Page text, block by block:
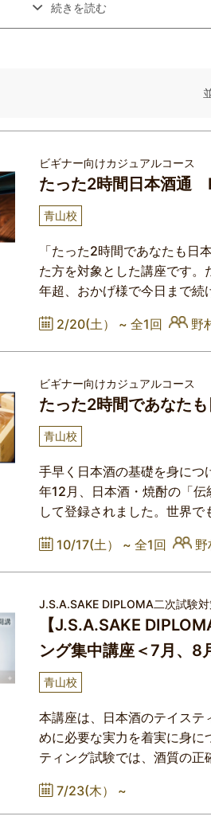
続きを読む
ビギナー向けカジュアルコース
たった2時間日本酒通
青山校
「たった2時間であなたも日
た方を対象とした講座です。
年超、おかげ様で今日まで続
のStep-1、受験講座まで進ま
より、アフター飲み会で再
2/20(土） ~ 全1回 野
ビギナー向けカジュアルコース
たった2時間であなた
青山校
手早く日本酒の基礎を身に
年12月、日本酒・焼酎の「
して登録されました。世界
が評価されたためです。海外
ただ、日本人はその製法を
10/17(土） ~ 全1回 野
J.S.A.SAKE DIPLOMA二次試験
【J.S.A.SAKE
ング集中講座＜7月、8
青山校
本講座は、日本酒のテイステ
めに必要な実力を着実に身に
ティング試験では、酒質の
は、体系的な指導と繰り返し
つけていきます。試験形式
7/23(木） ~